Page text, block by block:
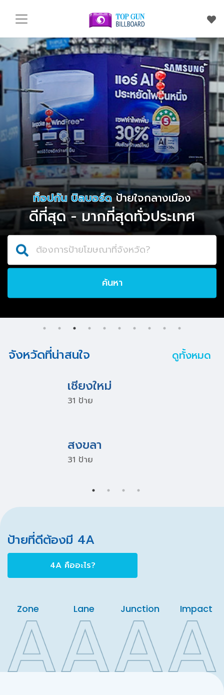
ท็อปกัน บิลบอร์ด ป้ายใจกลางเมือง
ดีที่สุด - มากที่สุดทั่วประเทศ
ต้องการป้ายโฆษณาที่จังหวัด?
ค้นหา
จังหวัดที่น่าสนใจ ดูทั้งหมด
เชียงใหม่
31 ป้าย
สงขลา
31 ป้าย
ป้ายที่ดีต้องมี 4A
4A คืออะไร?
Zone Lane Junction Impact